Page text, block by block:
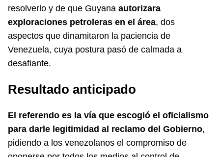
resolverlo y de que Guyana autorizara
exploraciones petroleras en el área, dos
aspectos que dinamitaron la paciencia de
Venezuela, cuya postura pasó de calmada a
desafiante.
Resultado anticipado
El referendo es la vía que escogió el oficialismo
para darle legitimidad al reclamo del Gobierno,
pidiendo a los venezolanos el compromiso de